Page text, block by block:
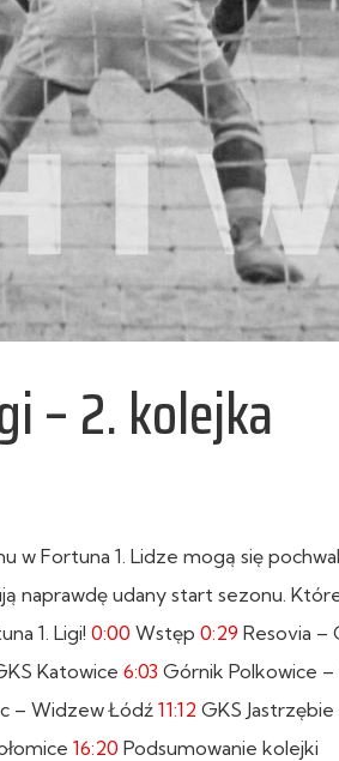
– 2. kolejka
w Fortuna 1. Lidze mogą się
udany start sezonu.
1. Ligi! 0:00 Wstęp 0:29 Resovia –
Katowice 6:03 Górnik Polkowice –
– Widzew Łódź 11:12 GKS
16:20 Podsumowanie kolejki